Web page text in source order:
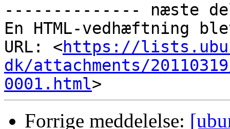
-------------- næste
En HTML-vedhæftning
URL: <https://
dk/attachments/
0001.html
Forrige meddelelse: